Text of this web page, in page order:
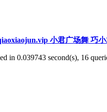
小君广场舞 巧
in 0.039743 second(s), 16